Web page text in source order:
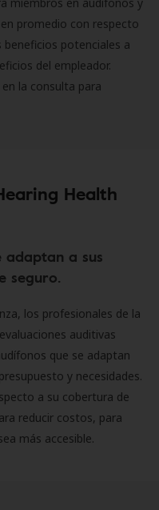
promedio con respecto
potenciales a
del empleador.
la consulta para
Health
adaptan a sus
seguro.
los profesionales de la
auditivas
que se adaptan
y necesidades.
a su cobertura de
reducir costos, para
más accesible.